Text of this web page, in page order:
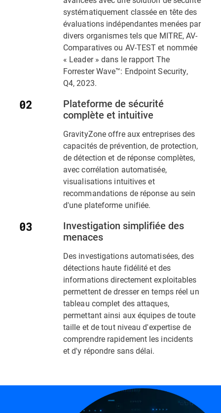
systématiquement classée en tête des
évaluations indépendantes menées par
divers organismes tels que MITRE, AV-
Comparatives ou AV-TEST et nommée
« Leader » dans le rapport The
Forrester Wave™: Endpoint Security,
Q4, 2023.
Plateforme de sécurité
complète et intuitive
GravityZone offre aux entreprises des
capacités de prévention, de protection,
de détection et de réponse complètes,
avec corrélation automatisée,
visualisations intuitives et
recommandations de réponse au sein
d'une plateforme unifiée.
Investigation simplifiée des
menaces
Des investigations automatisées, des
détections haute fidélité et des
informations directement exploitables
permettent de dresser en temps réel un
tableau complet des attaques,
permettant ainsi aux équipes de toute
taille et de tout niveau d'expertise de
comprendre rapidement les incidents
et d'y répondre sans délai.